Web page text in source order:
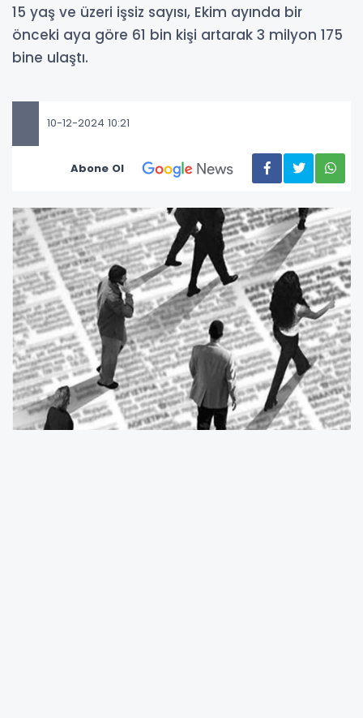
15 yaş ve üzeri işsiz sayısı, Ekim ayında bir
önceki aya göre 61 bin kişi artarak 3 milyon 175
bine ulaştı.
10-12-2024 10:21
Abone Ol